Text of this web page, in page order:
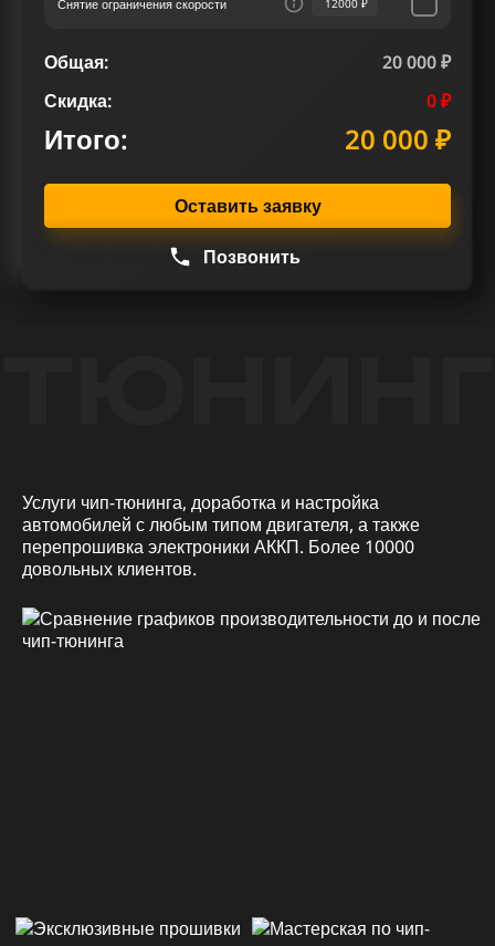
Снятие ограничения скорости 12000 ₽
Общая:
20 000 ₽
Скидка:
0 ₽
Итого: 20 000 ₽
Оставить заявку
Позвонить
Услуги чип-тюнинга, доработка и настройка
автомобилей с любым типом двигателя, а также
перепрошивка электроники АККП. Более 10000
довольных клиентов.